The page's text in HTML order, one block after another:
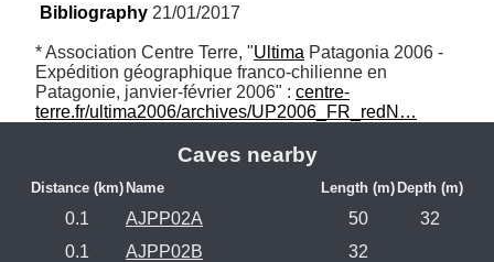
Bibliography 21/01/2017
* Association Centre Terre, "Ultima Patagonia 2006 -
Expédition géographique franco-chilienne en
Patagonie, janvier-février 2006" : centre-
terre.fr/ultima2006/archives/UP2006_FR_redN…
Caves nearby
Distance (km) Name Length (m) Depth (m)
0.1 AJPP02A 50
32
0.1
AJPP02B
32